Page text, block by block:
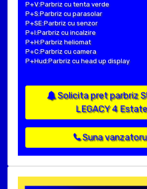
P+V:Parbriz cu tenta verde
P+S:Parbriz cu parasolar
P+SE:Parbriz cu senzor
P+I:Parbriz cu incalzire
P+H:Parbriz heliomat
P+C:Parbriz cu camera
P+Hud:Parbriz cu head up display
Solicita pret parbriz
LEGACY 4 Estate
Suna